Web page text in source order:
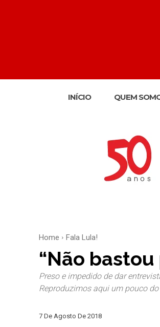
INÍCIO QUEM
Home Fala Lula!
“Não
Preso e impedido de dar
Reproduzimos aqui um pouco
7 De Agosto De 2018